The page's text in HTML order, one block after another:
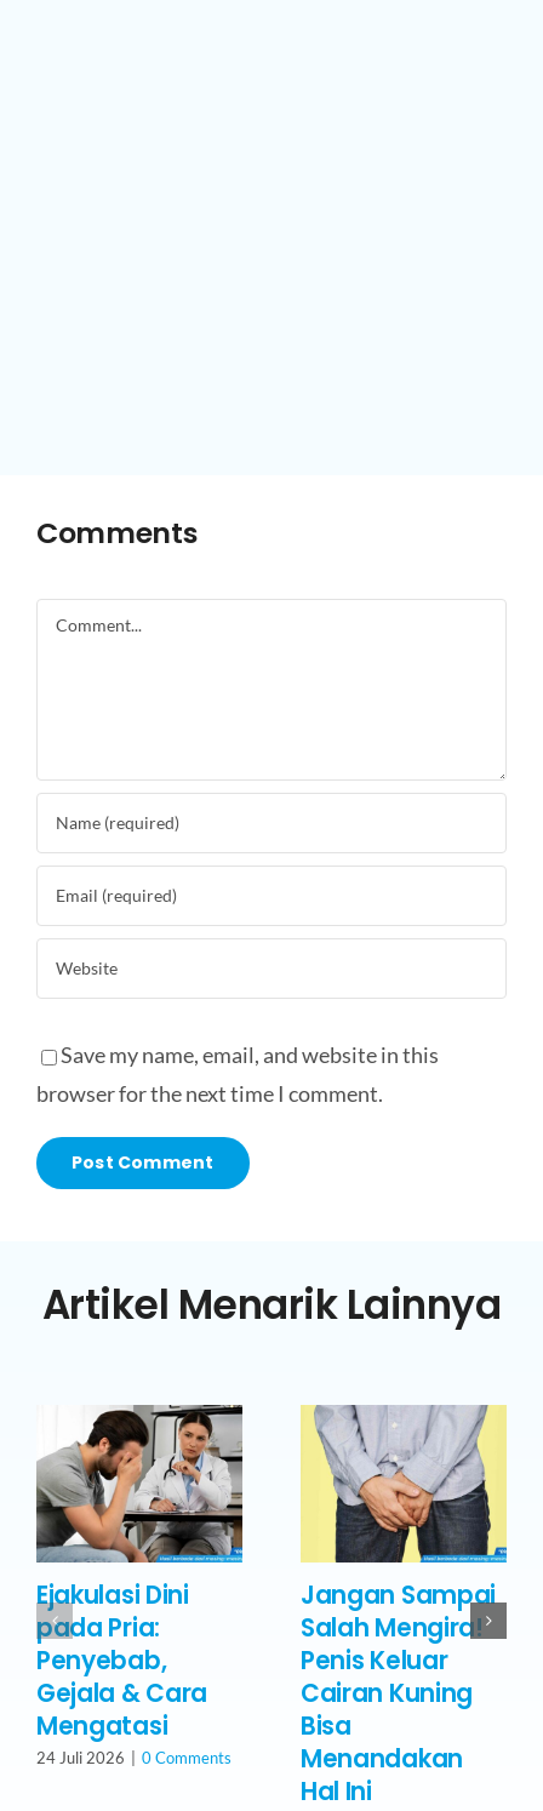
Comments
Comment
Save my name, email, and website in this
browser for the next time I comment.
Artikel Menarik Lainnya
Ejakulasi Dini
pada Pria:
Penyebab,
Gejala & Cara
Mengatasi
24 Juli 2026 0 Comments
Jangan Sampai
Salah Mengira!
Penis Keluar
Cairan Kuning
Bisa
Menandakan
Hal Ini